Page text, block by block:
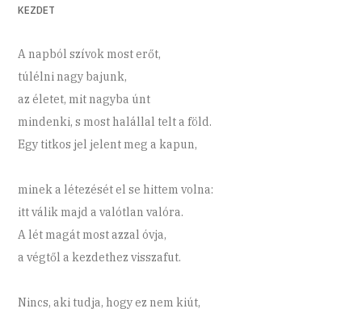
KEZDET
A napból szívok most erőt,
túlélni nagy bajunk,
az életet, mit nagyba únt
mindenki, s most halállal telt a föld.
Egy titkos jel jelent meg a kapun,
minek a létezését el se hittem volna:
itt válik majd a valótlan valóra.
A lét magát most azzal óvja,
a végtől a kezdethez visszafut.
Nincs, aki tudja, hogy ez nem kiút,